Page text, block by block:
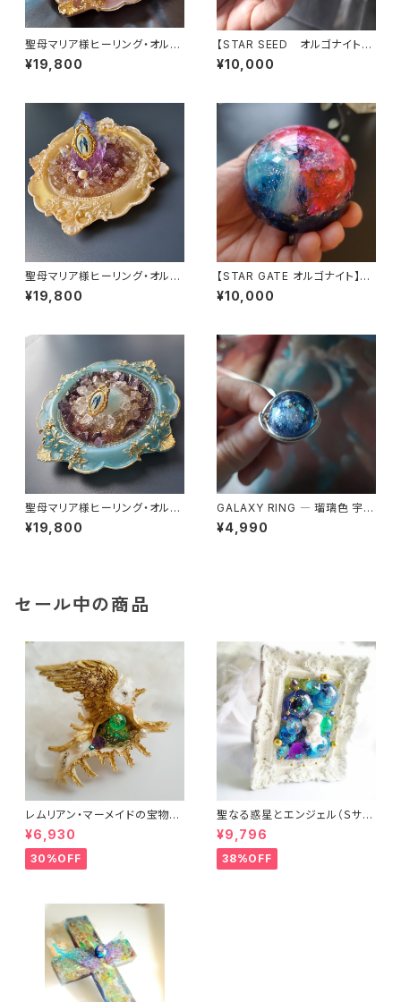
聖母マリア様ヒーリング・オルゴ
ナイト～マリアピンクの光～
¥19,800
【STAR SEED オルゴナイト】
～あなたへのメッセージ付き
¥10,000
聖母マリア様ヒーリング・オルゴ
ナイト～ディヴァインゴールドの
祈り～
¥19,800
【STAR GATE オルゴナイト】あ
なたへのメッセージ付き
¥10,000
聖母マリア様ヒーリング・オルゴ
ナイト～セレスティアル・ブルー
の祈り～
¥19,800
GALAXY RING ― 瑠璃色 宇宙
を身にまとう
¥4,990
セール中の商品
レムリアン・マーメイドの宝物
（オルゴナイト）
¥6,930
30%OFF
聖なる惑星とエンジェル（Ｓサイ
ズ）（フレーム・ヒーリングアー
ト）
¥9,796
38%OFF